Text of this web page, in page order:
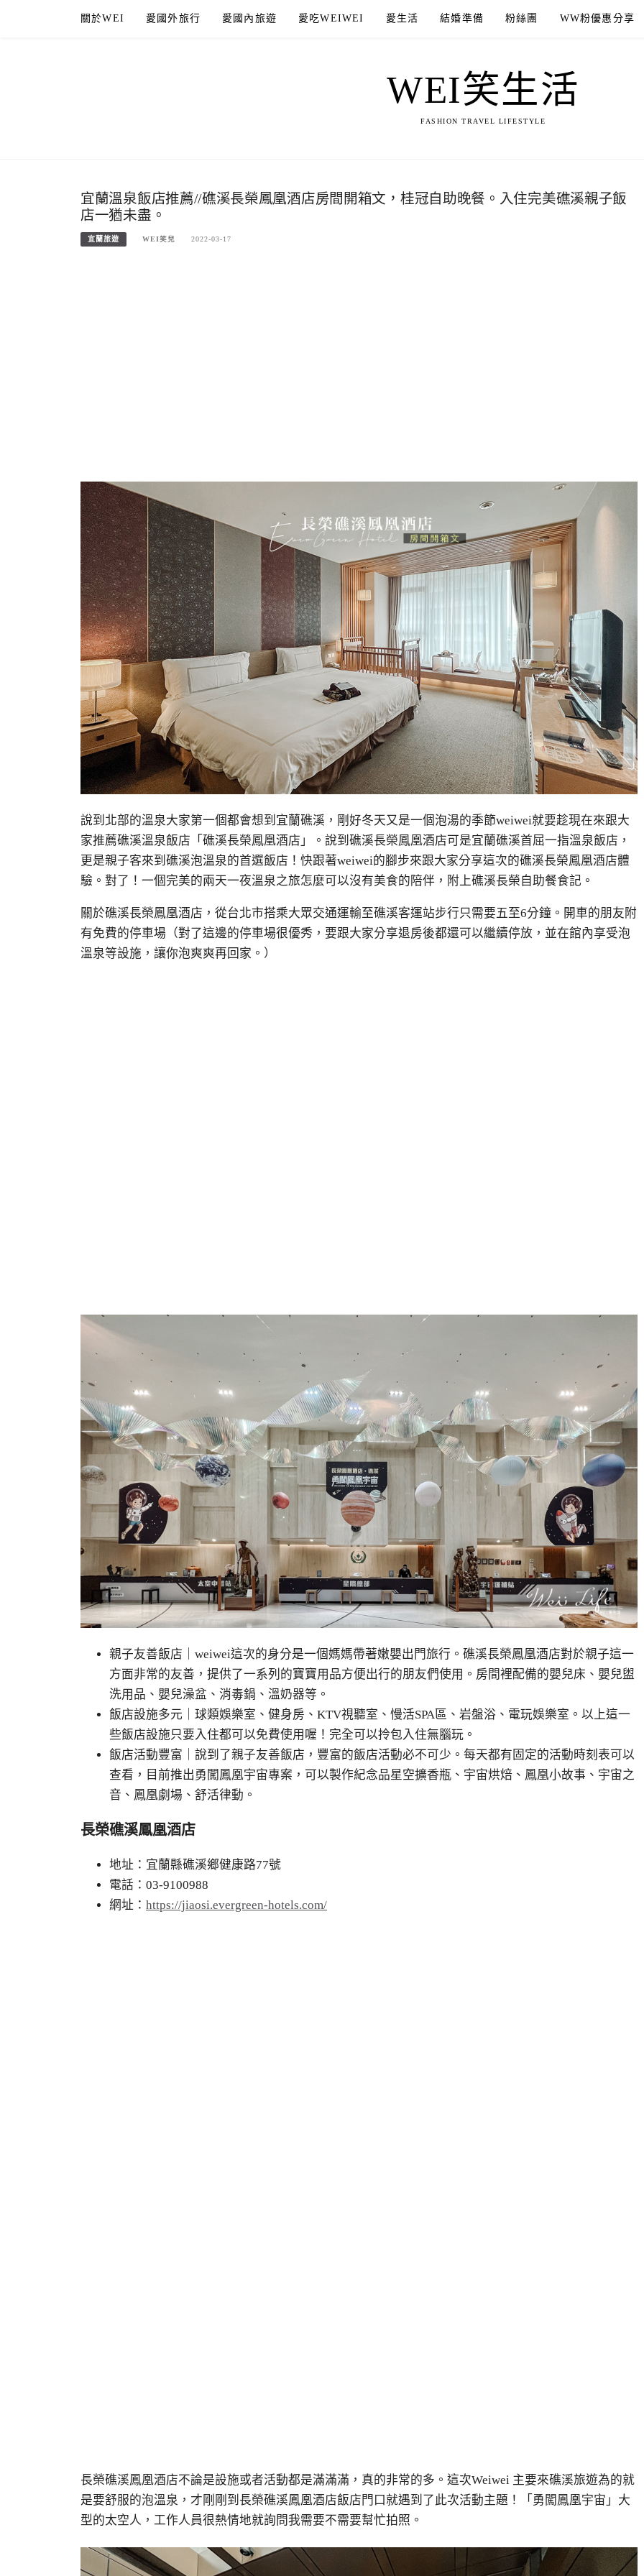
關於WEI 愛國外旅行 愛國內旅遊 愛吃WEIWEI 愛生活 結婚準備 粉絲團 WW粉優惠分享
WEI笑生活
FASHION TRAVEL LIFESTYLE
宜蘭溫泉飯店推薦//礁溪長榮鳳凰酒店房間開箱文，桂冠自助晚餐。入住完美礁溪親子飯
店一猶未盡。
宜蘭旅遊 WEI笑兒 2022-03-17
說到北部的溫泉大家第一個都會想到宜蘭礁溪，剛好冬天又是一個泡湯的季節weiwei就要趁現在來跟大
家推薦礁溪溫泉飯店「礁溪長榮鳳凰酒店」。說到礁溪長榮鳳凰酒店可是宜蘭礁溪首屈一指溫泉飯店，
更是親子客來到礁溪泡溫泉的首選飯店！快跟著weiwei的腳步來跟大家分享這次的礁溪長榮鳳凰酒店體
驗。對了！一個完美的兩天一夜溫泉之旅怎麼可以沒有美食的陪伴，附上礁溪長榮自助餐食記。
關於礁溪長榮鳳凰酒店，從台北市搭乘大眾交通運輸至礁溪客運站步行只需要五至6分鐘。開車的朋友附
有免費的停車場（對了這邊的停車場很優秀，要跟大家分享退房後都還可以繼續停放，並在館內享受泡
溫泉等設施，讓你泡爽爽再回家。）
親子友善飯店｜ weiwei這次的身分是一個媽媽帶著嫩嬰出門旅行。礁溪長榮鳳凰酒店對於親子這一
方面非常的友善，提供了一系列的寶寶用品方便出行的朋友們使用。房間裡配備的嬰兒床、嬰兒盥
洗用品、嬰兒澡盆、消毒鍋、溫奶器等。
飯店設施多元｜球類娛樂室、健身房、 KTV視聽室、慢活SPA區、岩盤浴、電玩娛樂室。以上這一
些飯店設施只要入住都可以免費使用喔！完全可以拎包入住無腦玩。
飯店活動豐富｜說到了親子友善飯店，豐富的飯店活動必不可少。每天都有固定的活動時刻表可以
查看，目前推出勇闖鳳凰宇宙專案，可以製作紀念品星空擴香瓶、宇宙烘焙、鳳凰小故事、宇宙之
音、鳳凰劇場、舒活律動。
長榮礁溪鳳凰酒店
地址：宜蘭縣礁溪鄉健康路77號
電話：03-9100988
網址： https://jiaosi.evergreen-hotels.com/
長榮礁溪鳳凰酒店不論是設施或者活動都是滿滿滿，真的非常的多。這次Weiwei 主要來礁溪旅遊為的就
是要舒服的泡溫泉，才剛剛到長榮礁溪鳳凰酒店飯店門口就遇到了此次活動主題！「勇闖鳳凰宇宙」大
型的太空人，工作人員很熱情地就詢問我需要不需要幫忙拍照。